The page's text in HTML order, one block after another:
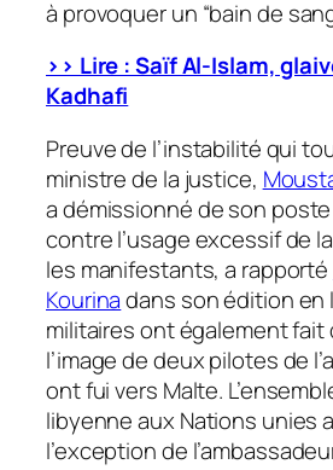
à provoquer un “bain de
>> Lire : Saïf Al-Islam,
Kadhafi
Preuve de l’instabilité qui
ministre de la justice,
a démissionné de son poste
contre l’usage excessif de
les manifestants, a rapporté
Kourinadans son édition en
militaires ont également fait
l’image de deux pilotes de
ont fui vers Malte.
libyenne aux Nations unies
l’exception de